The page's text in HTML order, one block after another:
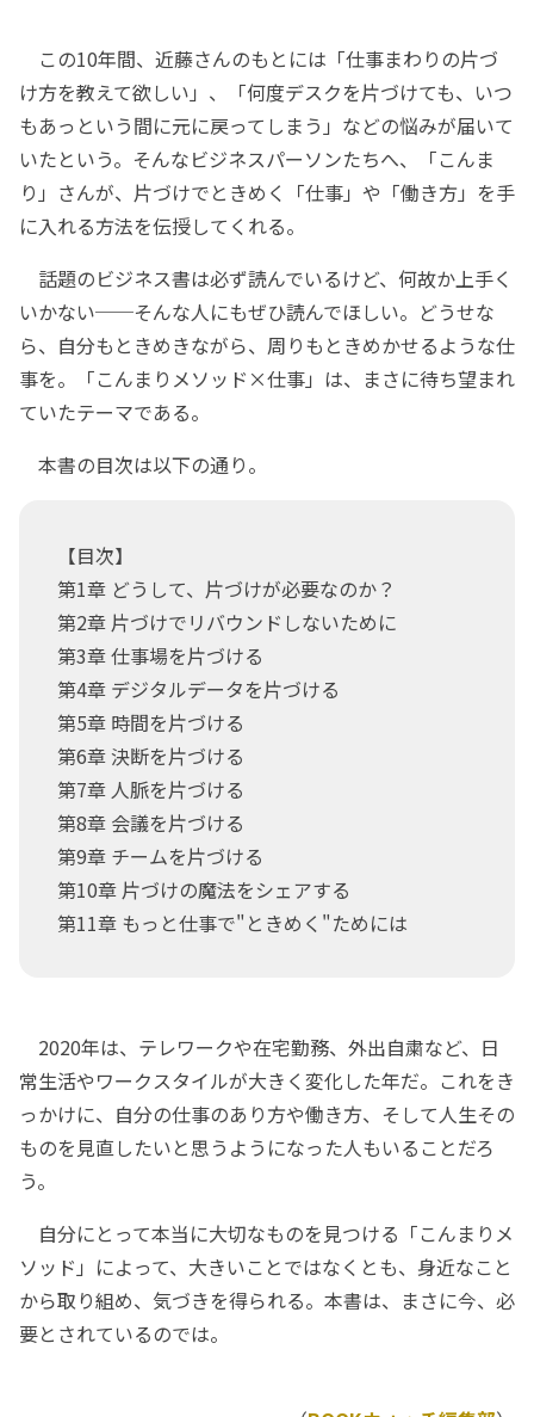
この10年間、近藤さんのもとには「仕事まわりの片づ
け方を教えて欲しい」、「何度デスクを片づけても、いつ
もあっという間に元に戻ってしまう」などの悩みが届いて
いたという。そんなビジネスパーソンたちへ、「こんま
り」さんが、片づけでときめく「仕事」や「働き方」を手
に入れる方法を伝授してくれる。
話題のビジネス書は必ず読んでいるけど、何故か上手く
いかない──そんな人にもぜひ読んでほしい。どうせな
ら、自分もときめきながら、周りもときめかせるような仕
事を。「こんまりメソッド×仕事」は、まさに待ち望まれ
ていたテーマである。
本書の目次は以下の通り。
【目次】
第1章 どうして、片づけが必要なのか？
第2章 片づけでリバウンドしないために
第3章 仕事場を片づける
第4章 デジタルデータを片づける
第5章 時間を片づける
第6章 決断を片づける
第7章 人脈を片づける
第8章 会議を片づける
第9章 チームを片づける
第10章 片づけの魔法をシェアする
第11章 もっと仕事で"ときめく"ためには
2020年は、テレワークや在宅勤務、外出自粛など、日
常生活やワークスタイルが大きく変化した年だ。これをき
っかけに、自分の仕事のあり方や働き方、そして人生その
ものを見直したいと思うようになった人もいることだろ
う。
自分にとって本当に大切なものを見つける「こんまりメ
ソッド」によって、大きいことではなくとも、身近なこと
から取り組め、気づきを得られる。本書は、まさに今、必
要とされているのでは。